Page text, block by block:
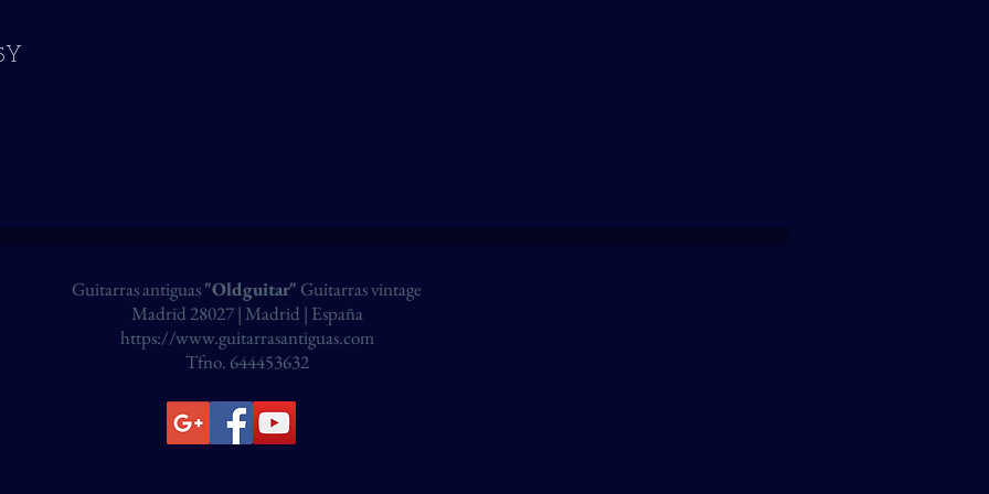
Guitarras antiguas"Oldguitar" Guitarras vintage
Madrid 28027 | Madrid | España
https://www.guitarrasantiguas.com
Tfno. 644453632